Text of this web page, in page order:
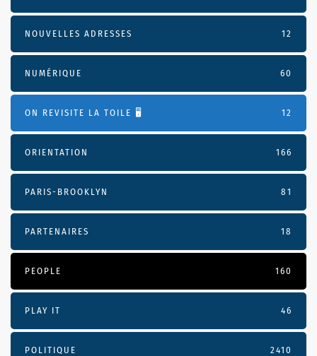
NOUVELLES ADRESSES 12
NUMÉRIQUE 60
ON REVISITE LA TOILE 🖥️ 12
ORIENTATION 166
PARIS-BROOKLYN 81
PARTENAIRES 18
PEOPLE 160
PLAY IT 46
POLITIQUE 2410